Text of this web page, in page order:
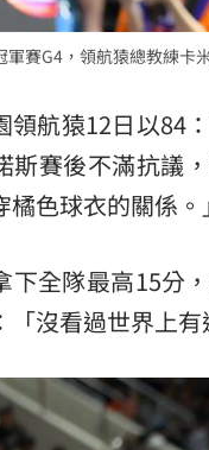
士齊 輪椅上的生命
軍賽G4，領航猿總教練卡
領航猿12日以84
斯賽後不滿抗議
橘色球衣的關係。」
下全隊最高15分
「沒看過世界上有